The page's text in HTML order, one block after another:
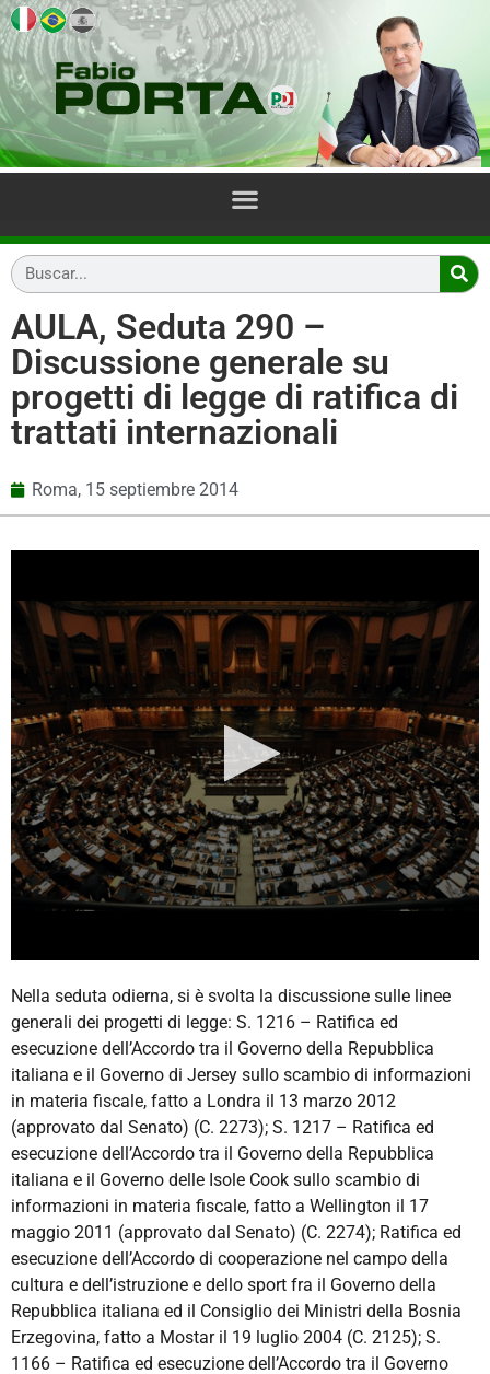
AULA, Seduta 290 –
Discussione generale su
progetti di legge di ratifica di
trattati internazionali
Roma, 15 septiembre 2014
Nella seduta odierna, si è svolta la discussione sulle linee
generali dei progetti di legge: S. 1216 – Ratifica ed
esecuzione dell’Accordo tra il Governo della Repubblica
italiana e il Governo di Jersey sullo scambio di informazioni
in materia fiscale, fatto a Londra il 13 marzo 2012
(approvato dal Senato) (C. 2273); S. 1217 – Ratifica ed
esecuzione dell’Accordo tra il Governo della Repubblica
italiana e il Governo delle Isole Cook sullo scambio di
informazioni in materia fiscale, fatto a Wellington il 17
maggio 2011 (approvato dal Senato) (C. 2274); Ratifica ed
esecuzione dell’Accordo di cooperazione nel campo della
cultura e dell’istruzione e dello sport fra il Governo della
Repubblica italiana ed il Consiglio dei Ministri della Bosnia
Erzegovina, fatto a Mostar il 19 luglio 2004 (C. 2125); S.
1166 – Ratifica ed esecuzione dell’Accordo tra il Governo